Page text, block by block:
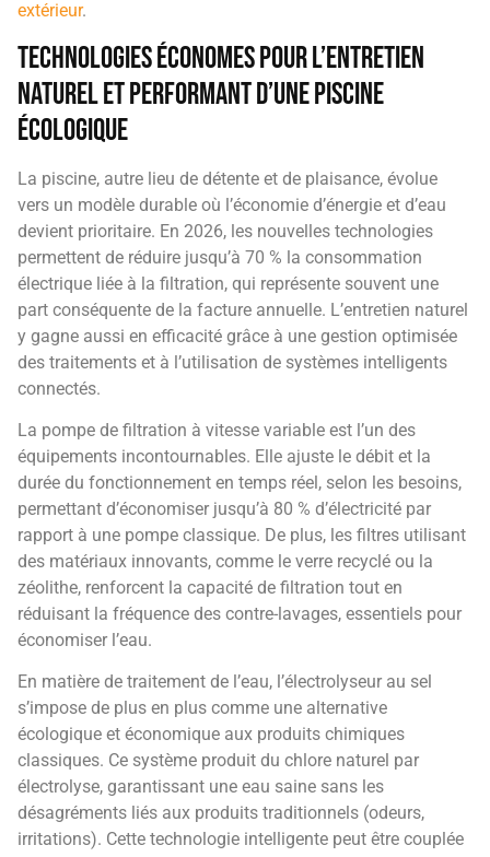
extérieur.
Technologies économes pour l’entretien
naturel et performant d’une piscine
écologique
La piscine, autre lieu de détente et de plaisance, évolue
vers un modèle durable où l’économie d’énergie et d’eau
devient prioritaire. En 2026, les nouvelles technologies
permettent de réduire jusqu’à 70 % la consommation
électrique liée à la filtration, qui représente souvent une
part conséquente de la facture annuelle. L’entretien naturel
y gagne aussi en efficacité grâce à une gestion optimisée
des traitements et à l’utilisation de systèmes intelligents
connectés.
La pompe de filtration à vitesse variable est l’un des
équipements incontournables. Elle ajuste le débit et la
durée du fonctionnement en temps réel, selon les besoins,
permettant d’économiser jusqu’à 80 % d’électricité par
rapport à une pompe classique. De plus, les filtres utilisant
des matériaux innovants, comme le verre recyclé ou la
zéolithe, renforcent la capacité de filtration tout en
réduisant la fréquence des contre-lavages, essentiels pour
économiser l’eau.
En matière de traitement de l’eau, l’électrolyseur au sel
s’impose de plus en plus comme une alternative
écologique et économique aux produits chimiques
classiques. Ce système produit du chlore naturel par
électrolyse, garantissant une eau saine sans les
désagréments liés aux produits traditionnels (odeurs,
irritations). Cette technologie intelligente peut être couplée